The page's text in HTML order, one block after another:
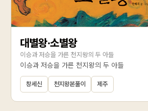
대별왕·소별왕
이승과 저승을 가른 천지왕의 두 아들
이승과 저승을 가른 천지왕의 두 아들
창세신 천지왕본풀이 제주